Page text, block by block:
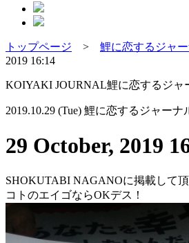
トップページ > 鯉に恋するジャ
2019 16:14
KOIYAKI JOURNAL鯉に恋するジャ
2019.10.29 (Tue) 鯉に恋するジャーナ
29 October, 2019
SHOKUTABI NAGANOに掲載して
コトのエイゴならOKデス！